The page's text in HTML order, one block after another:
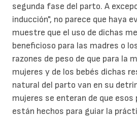
segunda fase del parto. A
inducción", no parece que haya
muestre que el uso de dichas
beneficioso para las madres o
razones de peso de que para la
mujeres y de los bebés dichas
natural del parto van en su
mujeres se enteran de que esos
están hechos para guiar la